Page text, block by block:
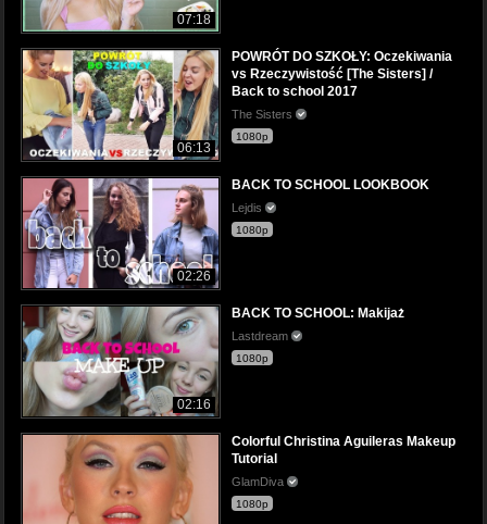
07:18
06:13
POWRÓT DO SZKOŁY: Oczekiwania
vs Rzeczywistość [The Sisters] /
Back to school 2017
The Sisters
1080p
02:26
BACK TO SCHOOL LOOKBOOK
Lejdis
1080p
02:16
BACK TO SCHOOL: Makijaż
Lastdream
1080p
Colorful Christina Aguileras Makeup
Tutorial
GlamDiva
1080p